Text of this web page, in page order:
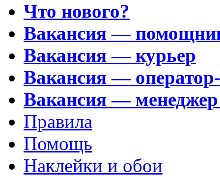
Что нового?
Вакансия —
Вакансия — курьер
Вакансия —
Вакансия —
Правила
Помощь
Наклейки и обои